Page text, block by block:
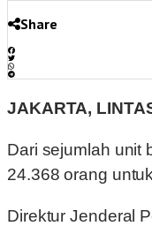
Share
JAKARTA,
Dari sejumlah unit
24.368 orang
Direktur Jenderal